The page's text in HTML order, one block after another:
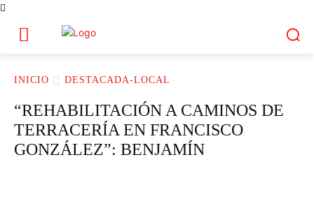
INICIO DESTACADA-LOCAL
“REHABILITACIÓN A CAMINOS DE
TERRACERÍA EN FRANCISCO
GONZÁLEZ”: BENJAMÍN